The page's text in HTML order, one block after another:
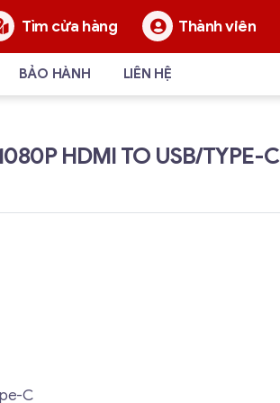
Tìm cửa hàng Thành viên
BẢO HÀNH LIÊN HỆ
HDMI TO USB/TYPE-C
C